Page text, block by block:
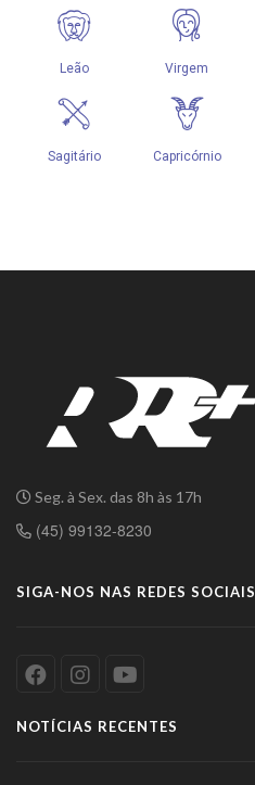
Seg. à Sex. das 8h às 17h
(45) 99132-8230
SIGA-NOS NAS REDES SOCIAIS
NOTÍCIAS RECENTES